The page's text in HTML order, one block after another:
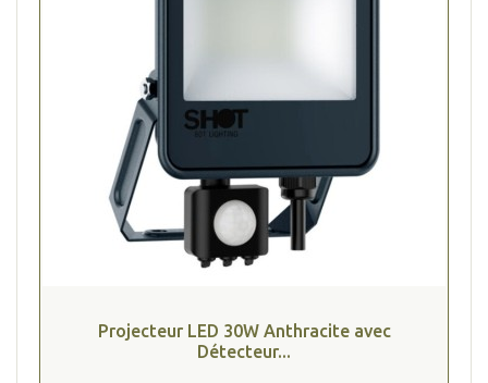
Projecteur LED 30W Anthracite avec
Détecteur...